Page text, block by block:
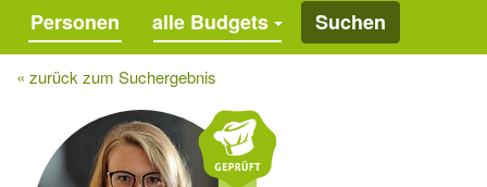
alle Budgets
Suchen
« zurück zum Suchergebnis